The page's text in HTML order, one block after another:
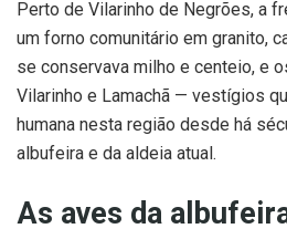
Perto de Vilarinho de Negrões, a
um forno comunitário em granito,
se conservava milho e centeio, e
Vilarinho e Lamachã — vestígios
humana nesta região desde há
albufeira e da aldeia atual.
As aves da